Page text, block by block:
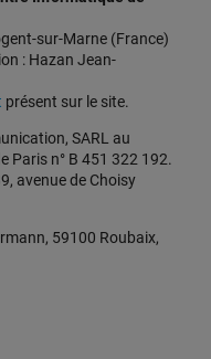
sur-Marne (France)
: Hazan Jean-
présent sur le site.
SARL au
Paris n° B 451 322 192.
avenue de Choisy
59100 Roubaix,